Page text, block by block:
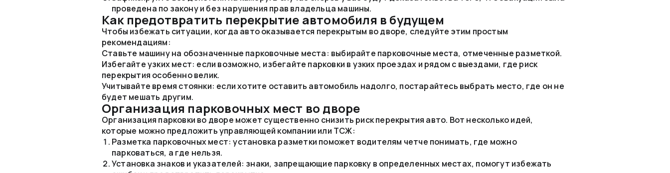
проведена по закону и без нарушения прав владельца машины.
Как предотвратить перекрытие автомобиля в будущем
Чтобы избежать ситуации, когда авто оказывается перекрытым во дворе, следуйте этим простым
рекомендациям:
Ставьте машину на обозначенные парковочные места: выбирайте парковочные места, отмеченные разметкой.
Избегайте узких мест: если возможно, избегайте парковки в узких проездах и рядом с выездами, где риск
перекрытия особенно велик.
Учитывайте время стоянки: если хотите оставить автомобиль надолго, постарайтесь выбрать место, где он не
будет мешать другим.
Организация парковочных мест во дворе
Организация парковки во дворе может существенно снизить риск перекрытия авто. Вот несколько идей,
которые можно предложить управляющей компании или ТСЖ:
Разметка парковочных мест: установка разметки поможет водителям четче понимать, где можно
парковаться, а где нельзя.
Установка знаков и указателей: знаки, запрещающие парковку в определенных местах, помогут избежать